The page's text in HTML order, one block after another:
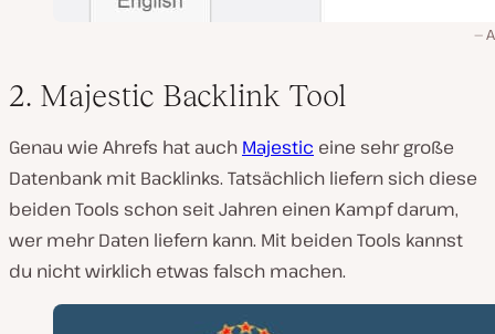
2. Majestic Backlink Tool
Genau wie Ahrefs hat auch Majestic eine sehr große
Datenbank mit Backlinks. Tatsächlich liefern sich diese
beiden Tools schon seit Jahren einen Kampf darum,
wer mehr Daten liefern kann. Mit beiden Tools kannst
du nicht wirklich etwas falsch machen.